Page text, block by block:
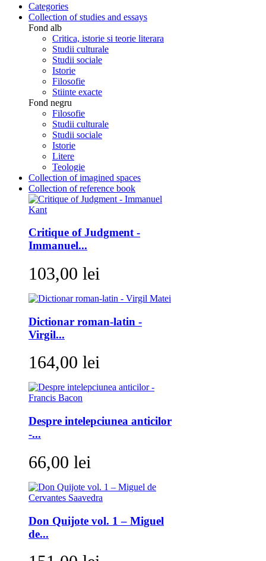
Categories
Collection of studies and essays
Fond alb
Critica, istorie si teorie literara
Studii culturale
Studii sociale
Istorie
Filosofie
Stiinte exacte
Fond negru
Filosofie
Studii culturale
Studii sociale
Istorie
Litere
Teologie
Collection of imagined spaces
Collection of reference book
Critique of Judgment -
Immanuel...
103,00 lei
Dictionar roman-latin -
Virgil...
164,00 lei
Despre intelepciunea anticilor
-...
66,00 lei
Don Quijote vol. 1 – Miguel
de...